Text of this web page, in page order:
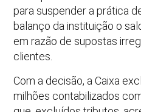
para suspender a prática
balanço da instituição o
em razão de supostas
clientes.
Com a decisão, a Caixa
milhões contabilizados